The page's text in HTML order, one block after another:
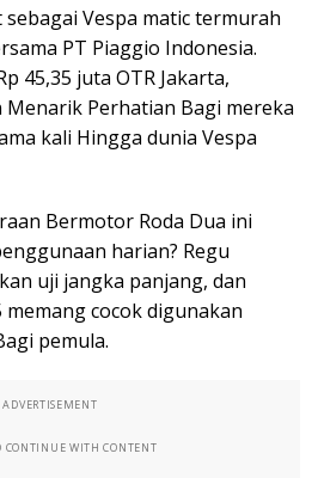
sebagai Vespa matic termurah
PT Piaggio Indonesia.
45,35 juta OTR Jakarta,
Perhatian Bagi mereka
kali Hingga dunia Vespa
Bermotor Roda Dua ini
harian? Regu
uji jangka panjang, dan
memang cocok digunakan
pemula.
ADVERTISEMENT
CONTINUE WITH CONTENT